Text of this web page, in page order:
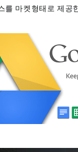
를 마켓형태로 제공